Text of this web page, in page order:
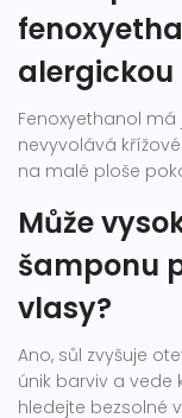
Fenoxyethanol
nevyvolává
na malé ploše
Může
šamponu
vlasy?
Ano, sůl zvyšuje
únik barviv a vede
hledejte bezsolné